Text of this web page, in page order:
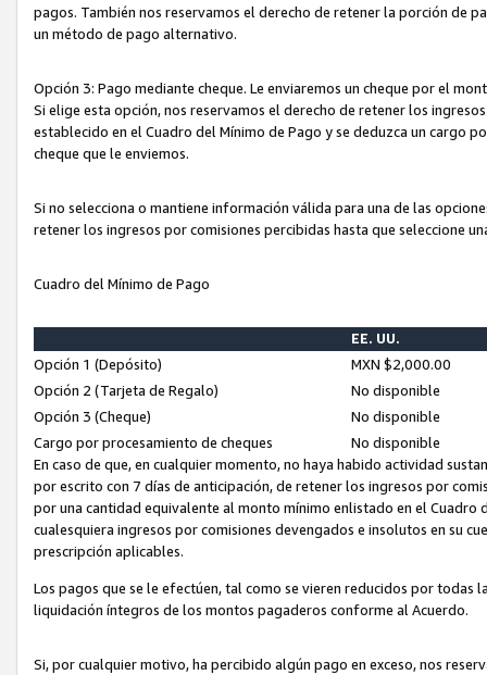
pagos. También nos reservamos el derecho de retener la porción de
un método de pago alternativo.
Opción 3: Pago mediante cheque. Le enviaremos un cheque por el
Si elige esta opción, nos reservamos el derecho de retener los
establecido en el Cuadro del Mínimo de Pago y se deduzca un cargo
cheque que le enviemos.
Si no selecciona o mantiene información válida para una de las
retener los ingresos por comisiones percibidas hasta que seleccione
Cuadro del Mínimo de Pago
EE. UU.
Opción 1 (Depósito)
MXN $2,000.00
Opción 2 (Tarjeta de Regalo)
No disponible
Opción 3 (Cheque)
No disponible
Cargo por procesamiento de cheques
No disponible
En caso de que, en cualquier momento, no haya habido actividad
por escrito con 7 días de anticipación, de retener los ingresos por
por una cantidad equivalente al monto mínimo enlistado en el
cualesquiera ingresos por comisiones devengados e insolutos en su
prescripción aplicables.
Los pagos que se le efectúen, tal como se vieren reducidos por todas
liquidación íntegros de los montos pagaderos conforme al Acuerdo.
Si, por cualquier motivo, ha percibido algún pago en exceso, nos